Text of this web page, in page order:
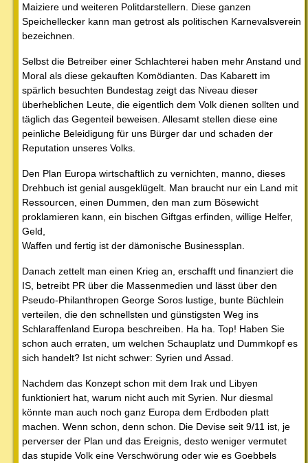
Maiziere und weiteren Politdarstellern. Diese ganzen
Speichellecker kann man getrost als politischen Karnevalsverein
bezeichnen.
Selbst die Betreiber einer Schlachterei haben mehr Anstand und
Moral als diese gekauften Komödianten. Das Kabarett im
spärlich besuchten Bundestag zeigt das Niveau dieser
überheblichen Leute, die eigentlich dem Volk dienen sollten und
täglich das Gegenteil beweisen. Allesamt stellen diese eine
peinliche Beleidigung für uns Bürger dar und schaden der
Reputation unseres Volks.
Den Plan Europa wirtschaftlich zu vernichten, manno, dieses
Drehbuch ist genial ausgeklügelt. Man braucht nur ein Land mit
Ressourcen, einen Dummen, den man zum Bösewicht
proklamieren kann, ein bischen Giftgas erfinden, willige Helfer,
Geld,
Waffen und fertig ist der dämonische Businessplan.
Danach zettelt man einen Krieg an, erschafft und finanziert die
IS, betreibt PR über die Massenmedien und lässt über den
Pseudo-Philanthropen George Soros lustige, bunte Büchlein
verteilen, die den schnellsten und günstigsten Weg ins
Schlaraffenland Europa beschreiben. Ha ha. Top! Haben Sie
schon auch erraten, um welchen Schauplatz und Dummkopf es
sich handelt? Ist nicht schwer: Syrien und Assad.
Nachdem das Konzept schon mit dem Irak und Libyen
funktioniert hat, warum nicht auch mit Syrien. Nur diesmal
könnte man auch noch ganz Europa dem Erdboden platt
machen. Wenn schon, denn schon. Die Devise seit 9/11 ist, je
perverser der Plan und das Ereignis, desto weniger vermutet
das stupide Volk eine Verschwörung oder wie es Goebbels